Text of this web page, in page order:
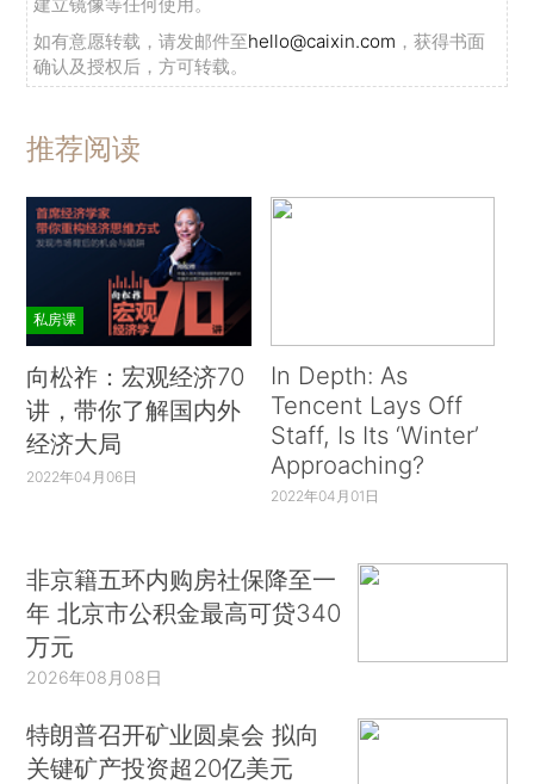
如有意愿转载，请发邮件至hello@caixin.com ，获得书面
确认及授权后，方可转载。
推荐阅读
私房课
向松祚：宏观经济70
讲，带你了解国内外
经济大局
2022年04月06日
In Depth: As
Tencent Lays Off
Staff, Is Its ‘Winter’
Approaching?
2022年04月01日
非京籍五环内购房社保降至一
年 北京市公积金最高可贷340
万元
2026年08月08日
特朗普召开矿业圆桌会 拟向
关键矿产投资超20亿美元